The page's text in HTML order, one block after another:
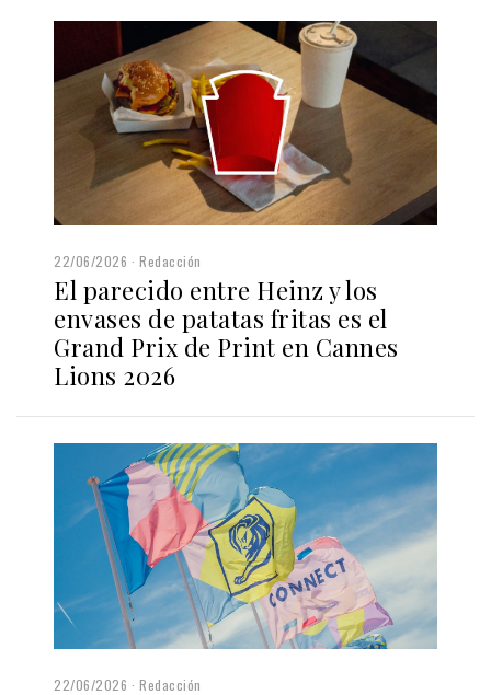
22/06/2026 Redacción
El parecido entre Heinz y los
envases de patatas fritas es el
Grand Prix de Print en Cannes
Lions 2026
22/06/2026 Redacción